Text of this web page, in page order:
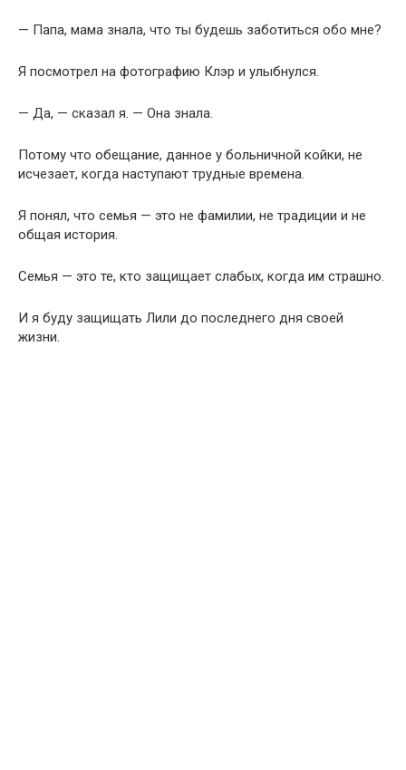
— Папа, мама знала, что ты будешь заботиться обо мне?
Я посмотрел на фотографию Клэр и улыбнулся.
— Да, — сказал я. — Она знала.
Потому что обещание, данное у больничной койки, не
исчезает, когда наступают трудные времена.
Я понял, что семья — это не фамилии, не традиции и не
общая история.
Семья — это те, кто защищает слабых, когда им страшно.
И я буду защищать Лили до последнего дня своей
жизни.